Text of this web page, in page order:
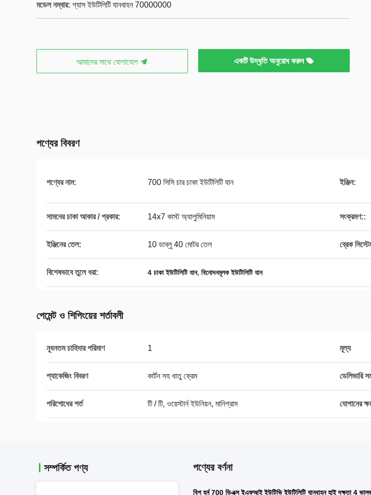
মডেল নম্বার: গ্যাস ইউটিলিটি যানবাহন 70000000
আমাদের সাথে যোগাযোগ একটি উদ্ধৃতি অনুরোধ করুন
পণ্যের বিবরণ
পণ্যের নাম: 700 সিসি চার চাকা ইউটিলিটি যান ইঞ্জিন:
সামনের চাকা আকার / প্রকার: 14x7 কাস্ট অ্যালুমিনিয়াম সংক্রমণ::
ইঞ্জিনের তেল: 10 ডাব্লু 40 মোটর তেল ব্রেক
বিশেষভাবে তুলে ধরা: 4 চাকা ইউটিলিটি যান, বিনোদনমূলক ইউটিলিটি যান
পেমেন্ট ও শিপিংয়ের শর্তাবলী
ন্যূনতম চাহিদার পরিমাণ 1 মূল্য
প্যাকেজিং বিবরণ কার্টন সহ ধাতু ফ্রেম ডেলিভারি
পরিশোধের শর্ত টি / টি, ওয়েস্টার্ন ইউনিয়ন, মানিগ্রাম যোগানের
সম্পর্কিত পণ্য পণ্যের বর্ণনা
বিগ হর্ন 700 ডিএক্স ইএফআই ইউটিভি ইউটিলিটি যানবাহন হাই দক্ষতা 4